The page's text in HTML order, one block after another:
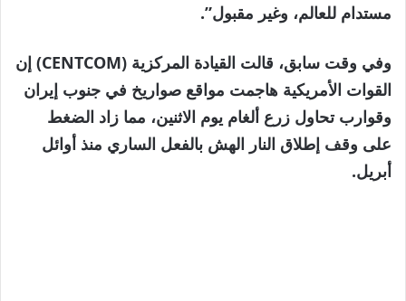
مستدام للعالم، وغير مقبول”.
وفي وقت سابق، قالت القيادة المركزية (CENTCOM) إن
القوات الأمريكية هاجمت مواقع صواريخ في جنوب إيران
وقوارب تحاول زرع ألغام يوم الاثنين، مما زاد الضغط
على وقف إطلاق النار الهش بالفعل الساري منذ أوائل
أبريل.